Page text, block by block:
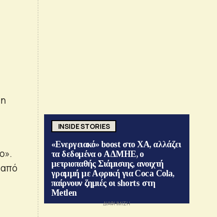
INSIDE STORIES
«Ενεργειακό» boost στο ΧΑ, αλλάζει
τα δεδομένα ο ΑΔΜΗΕ, ο
μετριοπαθής Σιάμισιης, ανοιχτή
γραμμή με Αφρική για Coca Cola,
παίρνουν ζημιές οι shorts στη
Metlen